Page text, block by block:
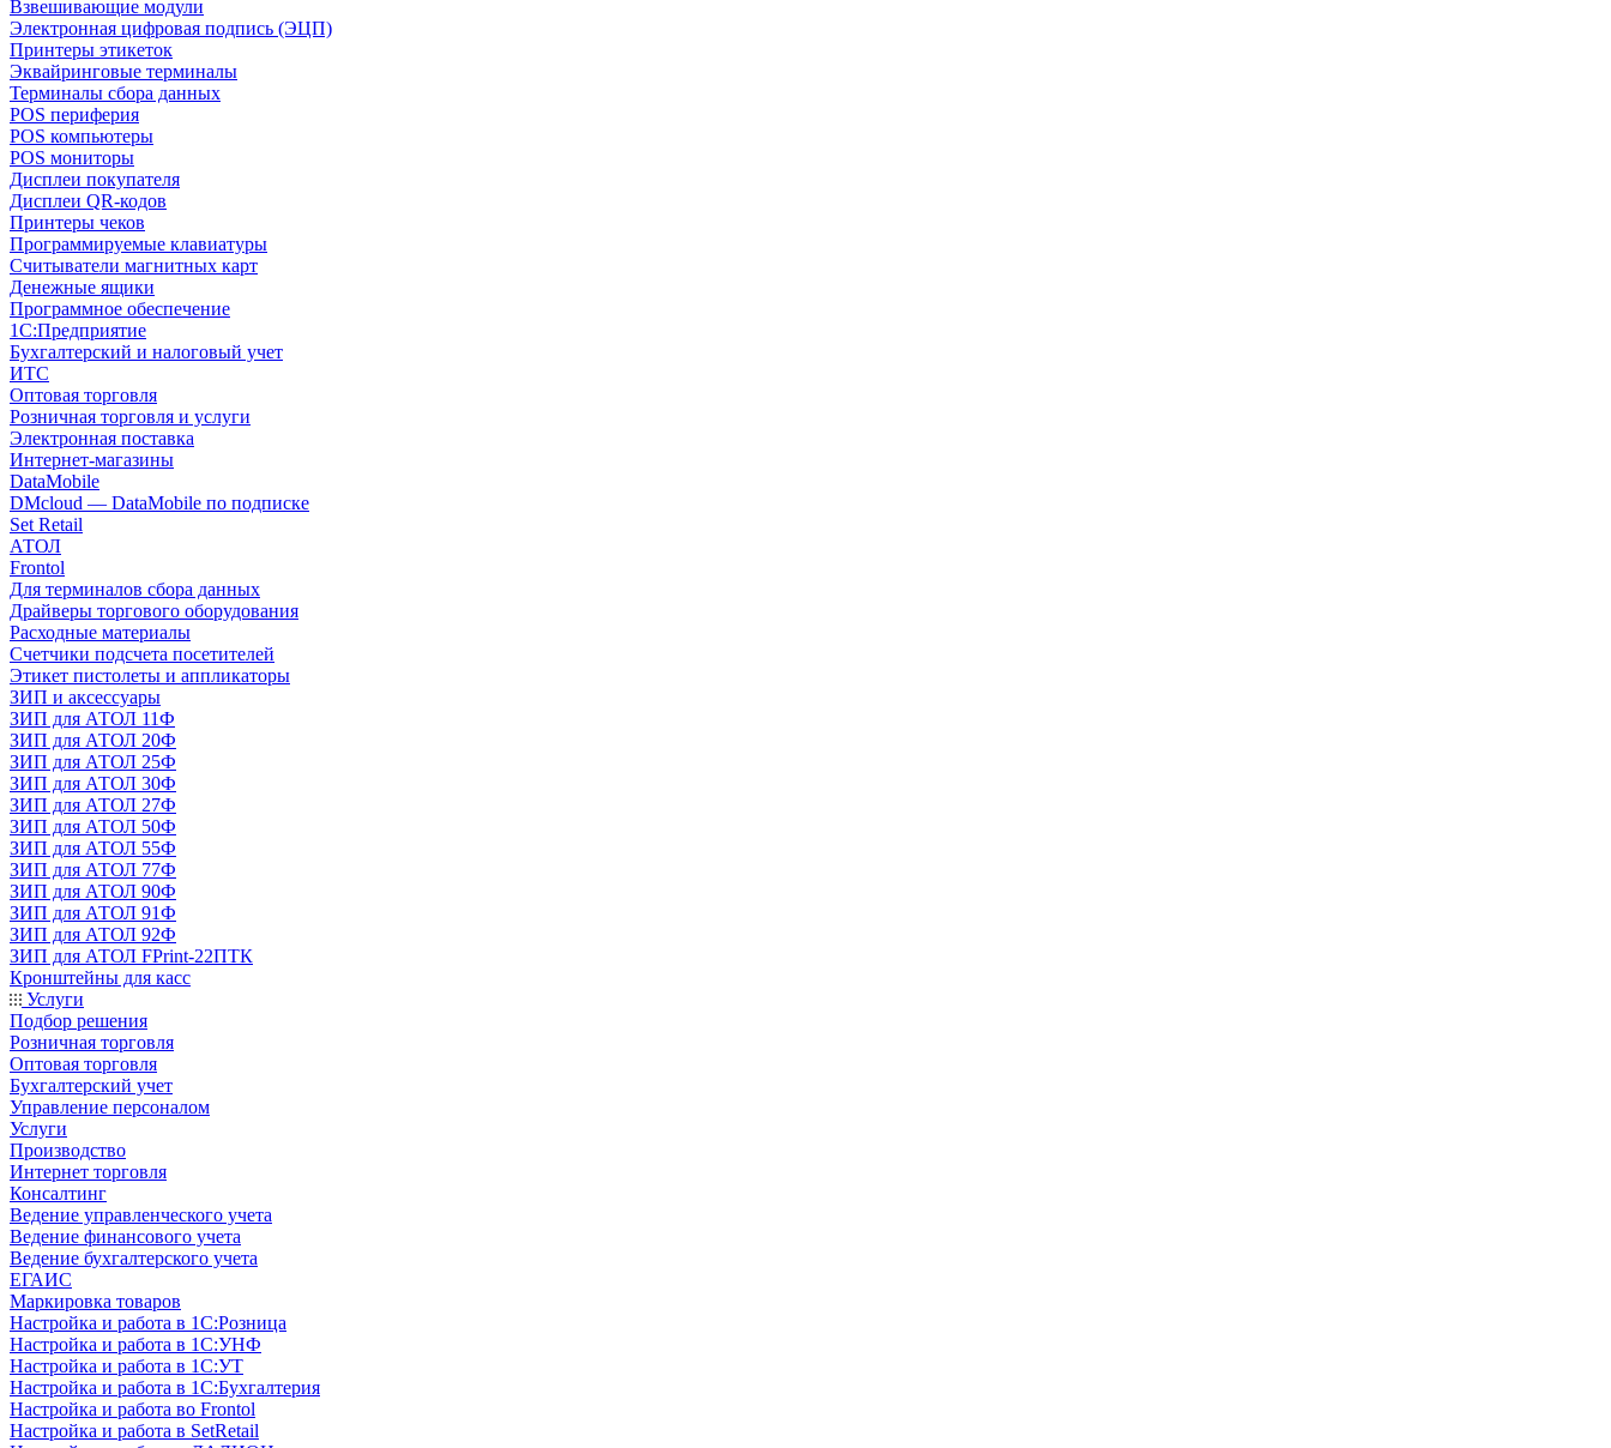
Взвешивающие модули
Электронная цифровая подпись (ЭЦП)
Принтеры этикеток
Эквайринговые терминалы
Терминалы сбора данных
POS периферия
POS компьютеры
POS мониторы
Дисплеи покупателя
Дисплеи QR-кодов
Принтеры чеков
Программируемые клавиатуры
Считыватели магнитных карт
Денежные ящики
Программное обеспечение
1С:Предприятие
Бухгалтерский и налоговый учет
ИТС
Оптовая торговля
Розничная торговля и услуги
Электронная поставка
Интернет-магазины
DataMobile
DMcloud — DataMobile по подписке
Set Retail
АТОЛ
Frontol
Для терминалов сбора данных
Драйверы торгового оборудования
Расходные материалы
Счетчики подсчета посетителей
Этикет пистолеты и аппликаторы
ЗИП и аксессуары
ЗИП для АТОЛ 11Ф
ЗИП для АТОЛ 20Ф
ЗИП для АТОЛ 25Ф
ЗИП для АТОЛ 30Ф
ЗИП для АТОЛ 27Ф
ЗИП для АТОЛ 50Ф
ЗИП для АТОЛ 55Ф
ЗИП для АТОЛ 77Ф
ЗИП для АТОЛ 90Ф
ЗИП для АТОЛ 91Ф
ЗИП для АТОЛ 92Ф
ЗИП для АТОЛ FPrint-22ПТК
Кронштейны для касс
Услуги
Подбор решения
Розничная торговля
Оптовая торговля
Бухгалтерский учет
Управление персоналом
Услуги
Производство
Интернет торговля
Консалтинг
Ведение управленческого учета
Ведение финансового учета
Ведение бухгалтерского учета
ЕГАИС
Маркировка товаров
Настройка и работа в 1С:Розница
Настройка и работа в 1С:УНФ
Настройка и работа в 1С:УТ
Настройка и работа в 1С:Бухгалтерия
Настройка и работа во Frontol
Настройка и работа в SetRetail